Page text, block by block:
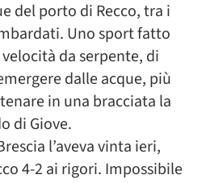
del porto di Recco, tra i
Uno sport fatto
da serpente, di
dalle acque, più
in una bracciata la
di Giove.
l’aveva vinta ieri,
4-2 ai rigori. Impossibile